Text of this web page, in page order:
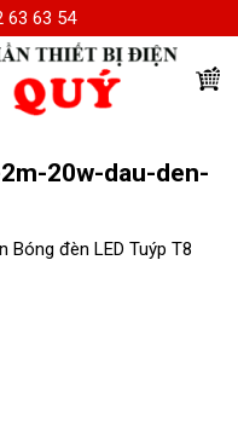
63 63 54
20w-dau-den-
Bóng đèn LED Tuýp T8